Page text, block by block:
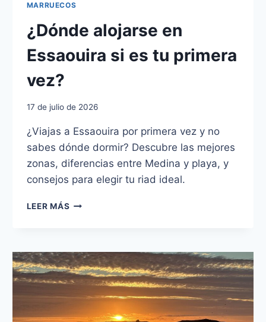
MARRUECOS
¿Dónde alojarse en
Essaouira si es tu primera
vez?
17 de julio de 2026
¿Viajas a Essaouira por primera vez y no
sabes dónde dormir? Descubre las mejores
zonas, diferencias entre Medina y playa, y
consejos para elegir tu riad ideal.
LEER MÁS ¿DÓNDE
SI
ES
TU
VEZ?